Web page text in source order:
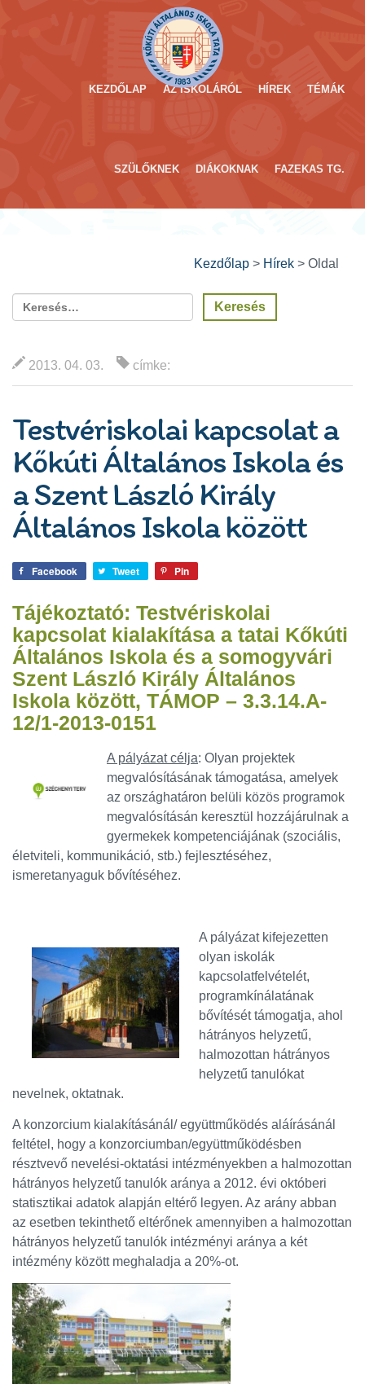
KEZDŐLAP AZ ISKOLÁRÓL HÍREK TÉMÁK
SZÜLŐKNEK DIÁKOKNAK FAZEKAS TG.
Kezdőlap > Hírek > Oldal
2013. 04. 03. címke:
Testvériskolai kapcsolat a
Kőkúti Általános Iskola és
a Szent László Király
Általános Iskola között
Facebook Tweet Pin
Tájékoztató: Testvériskolai
kapcsolat kialakítása a tatai Kőkúti
Általános Iskola és a somogyvári
Szent László Király Általános
Iskola között, TÁMOP – 3.3.14.A-
12/1-2013-0151
A pályázat célja: Olyan projektek
megvalósításának támogatása, amelyek
az országhatáron belüli közös programok
megvalósításán keresztül hozzájárulnak a
gyermekek kompetenciájának (szociális,
életviteli, kommunikáció, stb.) fejlesztéséhez,
ismeretanyaguk bővítéséhez.
A pályázat kifejezetten
olyan iskolák
kapcsolatfelvételét,
programkínálatának
bővítését támogatja, ahol
hátrányos helyzetű,
halmozottan hátrányos
helyzetű tanulókat
nevelnek, oktatnak.
A konzorcium kialakításánál/ együttműködés aláírásánál
feltétel, hogy a konzorciumban/együttműködésben
résztvevő nevelési-oktatási intézményekben a halmozottan
hátrányos helyzetű tanulók aránya a 2012. évi októberi
statisztikai adatok alapján eltérő legyen. Az arány abban
az esetben tekinthető eltérőnek amennyiben a halmozottan
hátrányos helyzetű tanulók intézményi aránya a két
intézmény között meghaladja a 20%-ot.